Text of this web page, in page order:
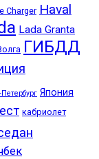
Charger Haval
Lada Granta
ГИБДД
Япония
кабриолет